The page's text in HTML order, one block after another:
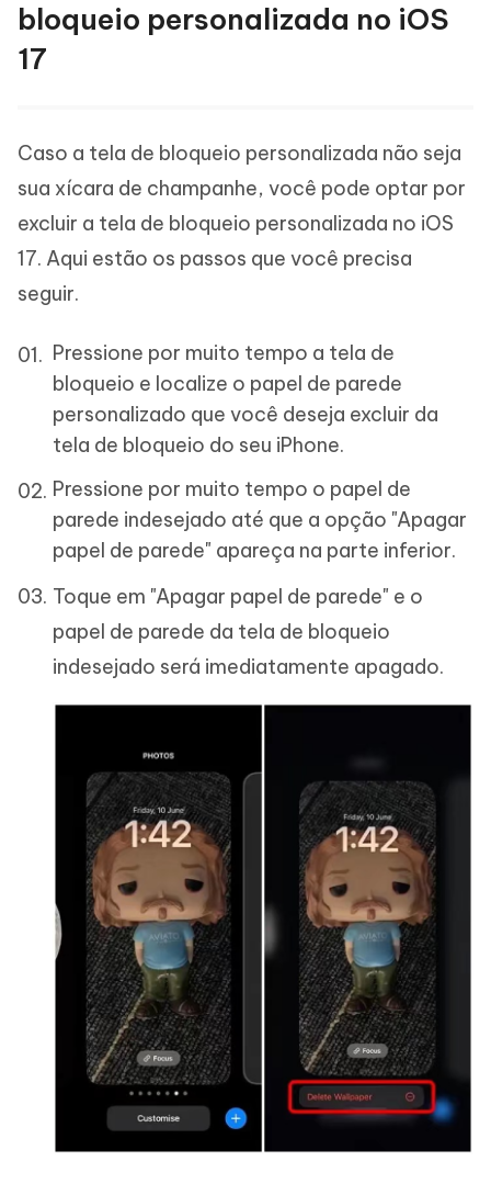
bloqueio personalizada no iOS
17
Caso a tela de bloqueio personalizada não seja
sua xícara de champanhe, você pode optar por
excluir a tela de bloqueio personalizada no iOS
17. Aqui estão os passos que você precisa
seguir.
Pressione por muito tempo a tela de
bloqueio e localize o papel de parede
personalizado que você deseja excluir da
tela de bloqueio do seu iPhone.
Pressione por muito tempo o papel de
parede indesejado até que a opção "Apagar
papel de parede" apareça na parte inferior.
Toque em "Apagar papel de parede" e o
papel de parede da tela de bloqueio
indesejado será imediatamente apagado.